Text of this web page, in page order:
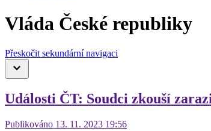
Vláda České republiky
Přeskočit sekundární navigaci
Události ČT: Soudci zkouší
Publikováno 13. 11. 2023 19:56